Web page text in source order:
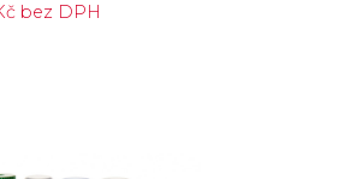
bez DPH